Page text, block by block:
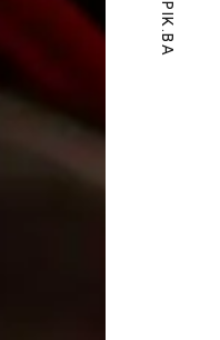
PIK.BA